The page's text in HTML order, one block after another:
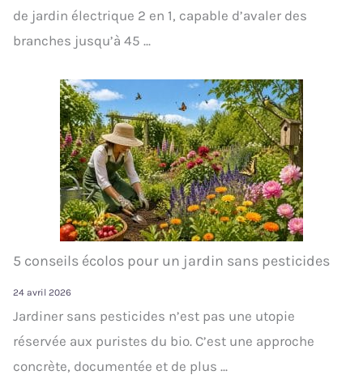
de jardin électrique 2 en 1, capable d’avaler des
branches jusqu’à 45 ...
5 conseils écolos pour un jardin sans pesticides
24 avril 2026
Jardiner sans pesticides n’est pas une utopie
réservée aux puristes du bio. C’est une approche
concrète, documentée et de plus ...